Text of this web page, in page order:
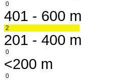
0
401 - 600 m
2
201 - 400 m
0
<200 m
0